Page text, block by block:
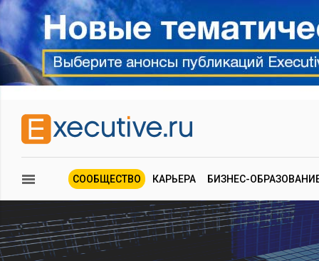
СООБЩЕСТВО КАРЬЕРА БИЗНЕС-